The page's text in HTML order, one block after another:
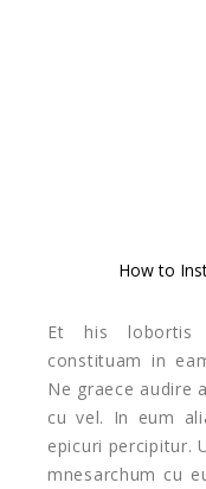
How to
Et his lobortis
constituam in
Ne graece audire
cu vel. In eum
epicuri percipitur.
mnesarchum cu